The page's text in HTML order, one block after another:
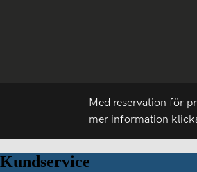
Med reservation för
mer information